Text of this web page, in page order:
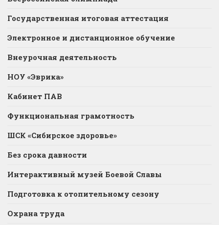
Государственная итоговая аттестация
Электронное и дистанционное обучение
Внеурочная деятельность
НОУ «Эврика»
Кабинет ПАВ
Функциональная грамотность
ШСК «Сибирское здоровье»
Без срока давности
Интерактивный музей Боевой Славы
Подготовка к отопительному сезону
Охрана труда